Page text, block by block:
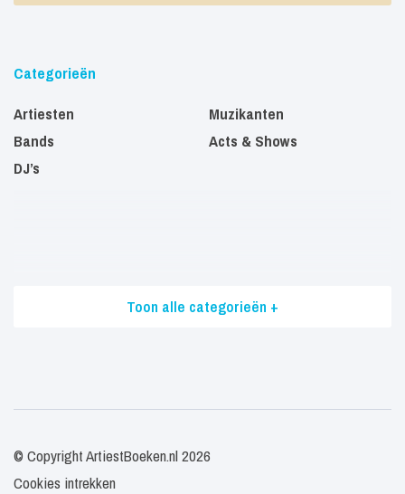
Categorieën
Artiesten
Bands
DJ’s
Muzikanten
Acts & Shows
Toon alle categorieën +
© Copyright ArtiestBoeken.nl 2026
Cookies intrekken